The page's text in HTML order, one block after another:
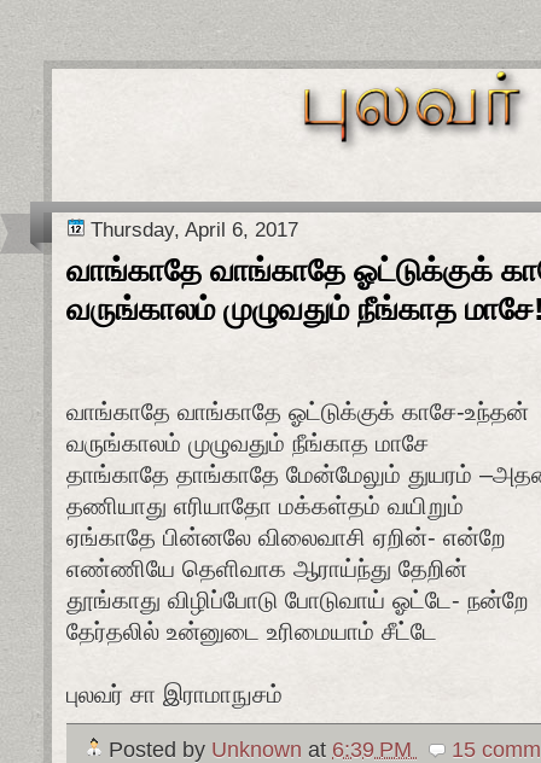
Thursday, April 6, 2017
வாங்காதே வாங்காதே ஓட்டுக்குக்
வருங்காலம் முழுவதும் நீங்காத
வாங்காதே வாங்காதே ஓட்டுக்குக் காசே-உந்தன்
வருங்காலம் முழுவதும் நீங்காத மாசே
தாங்காதே தாங்காதே மேன்மேலும் துயரம்
தணியாது எரியாதோ மக்கள்தம் வயிறும்
ஏங்காதே பின்னலே விலைவாசி ஏறின்- என்றே
எண்ணியே தெளிவாக ஆராய்ந்து தேறின்
தூங்காது விழிப்போடு போடுவாய் ஓட்டே- நன்றே
தேர்தலில் உன்னுடை உரிமையாம் சீட்டே
புலவர் சா இராமாநுசம்
Posted by Unknown at 6:39 PM 15